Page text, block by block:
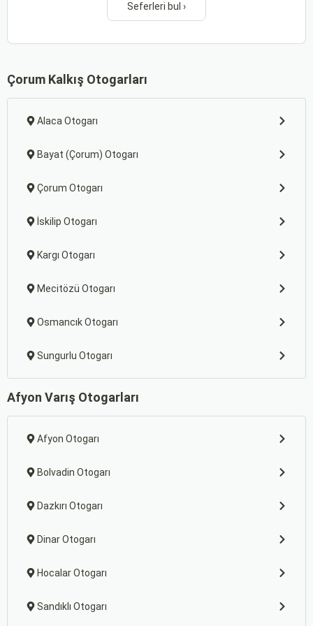
Seferleri bul ›
Çorum Kalkış Otogarları
Alaca Otogarı
Bayat (Çorum) Otogarı
Çorum Otogarı
İskilip Otogarı
Kargı Otogarı
Mecitözü Otogarı
Osmancık Otogarı
Sungurlu Otogarı
Afyon Varış Otogarları
Afyon Otogarı
Bolvadin Otogarı
Dazkırı Otogarı
Dinar Otogarı
Hocalar Otogarı
Sandıklı Otogarı